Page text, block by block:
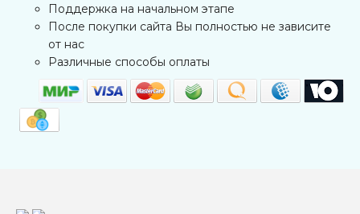
Поддержка на начальном этапе
После покупки сайта Вы полностью не зависите
от нас
Различные способы оплаты